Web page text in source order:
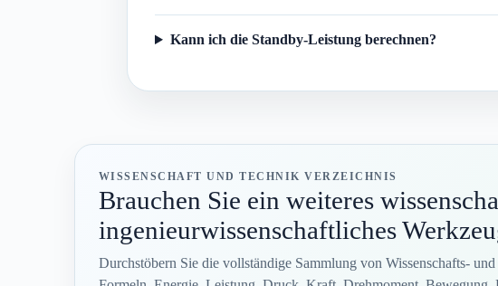
Kann ich die Standby-Leistung berechnen?
WISSENSCHAFT UND TECHNIK VERZEICHNIS
Brauchen Sie ein weiteres
ingenieurwissenschaftliches
Durchstöbern Sie die vollständige Sammlung von Wissenschafts-